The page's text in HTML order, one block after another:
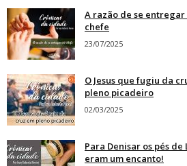
A razão de se entregar
chefe
23/07/2025
O Jesus que fugiu da
pleno picadeiro
02/03/2025
Para Denisar os pés de
eram um encanto!